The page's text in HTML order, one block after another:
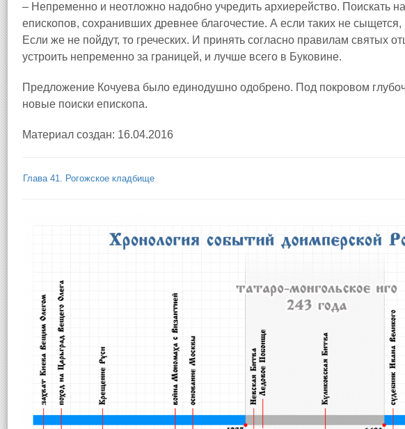
– Непременно и неотложно надобно учредить архиерейство. Поискать
епископов, сохранивших древнее благочестие. А если таких не сыщется,
Если же не пойдут, то греческих. И принять согласно правилам святых
устроить непременно за границей, и лучше всего в Буковине.
Предложение Кочуева было единодушно одобрено. Под покровом
новые поиски епископа.
Материал создан: 16.04.2016
Глава 41. Рогожское кладбище